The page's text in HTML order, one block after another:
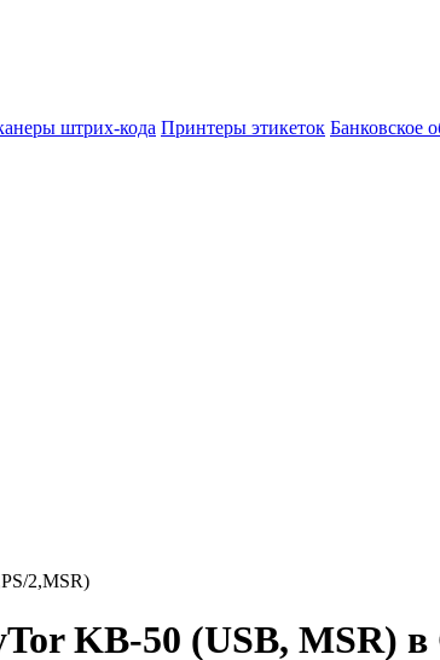
штрих-кода Принтеры этикеток Банковское
2,MSR)
KB-50 (USB, MSR)